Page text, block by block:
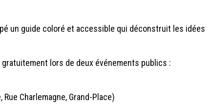
un guide coloré et accessible qui déconstruit les idées
lors de deux événements publics :
Rue Charlemagne, Grand-Place)